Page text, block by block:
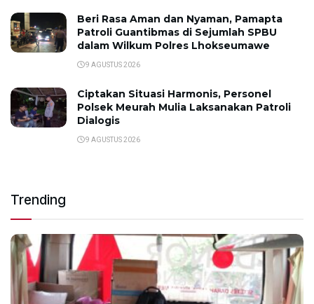
Beri Rasa Aman dan Nyaman, Pamapta
Patroli Guantibmas di Sejumlah SPBU
dalam Wilkum Polres Lhokseumawe
9 AGUSTUS 2026
Ciptakan Situasi Harmonis, Personel
Polsek Meurah Mulia Laksanakan Patroli
Dialogis
9 AGUSTUS 2026
Trending